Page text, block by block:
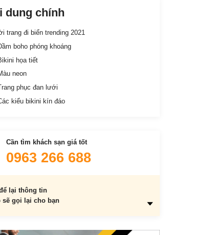
dung chính
trang đi biển trending 2021
boho phóng khoáng
họa tiết
neon
phục đan lưới
kiểu bikini kín đáo
Cần tìm khách sạn giá tốt
0963 266 688
lại thông tin
sẽ gọi lại cho bạn